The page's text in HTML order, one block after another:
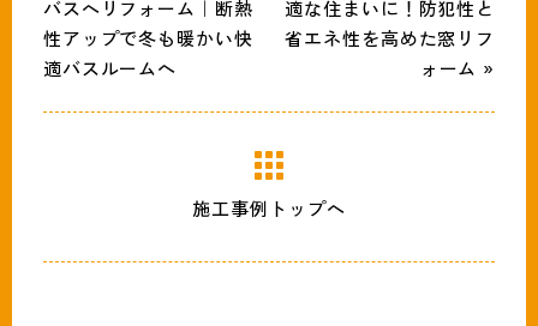
バスへリフォーム｜断熱
性アップで冬も暖かい快
適バスルームへ
適な住まいに！防犯性と
省エネ性を高めた窓リフ
ォーム »
施工事例トップへ